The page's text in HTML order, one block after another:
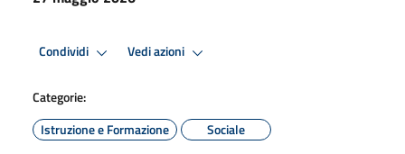
Condividi Vedi azioni
Categorie:
Istruzione e Formazione
Sociale